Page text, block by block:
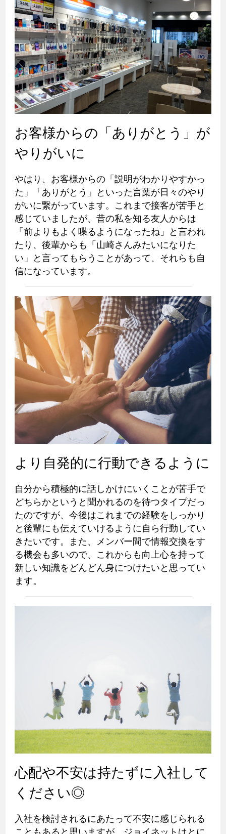
お客様からの「ありがとう」が
やりがいに
やはり、お客様からの「説明がわかりやすかっ
た」「ありがとう」といった言葉が日々のやり
がいに繋がっています。これまで接客が苦手と
感じていましたが、昔の私を知る友人からは
「前よりもよく喋るようになったね」と言われ
たり、後輩からも「山崎さんみたいになりた
い」と言ってもらうことがあって、それらも自
信になっています。
より自発的に行動できるように
自分から積極的に話しかけにいくことが苦手で
どちらかというと聞かれるのを待つタイプだっ
たのですが、今後はこれまでの経験をしっかり
と後輩にも伝えていけるように自ら行動してい
きたいです。また、メンバー間で情報交換をす
る機会も多いので、これからも向上心を持って
新しい知識をどんどん身につけたいと思ってい
ます。
心配や不安は持たずに入社して
ください◎
入社を検討されるにあたって不安に感じられる
こともあると思いますが、ジョイネットはとに